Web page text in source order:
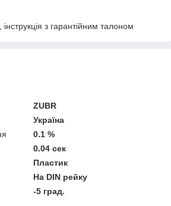
з гарантійним талоном
ZUBR
Україна
0.1 %
0.04 сек
Пластик
На DIN рейку
-5 град.